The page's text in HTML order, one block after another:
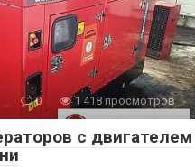
0
1 418 просмотров
с двигателем